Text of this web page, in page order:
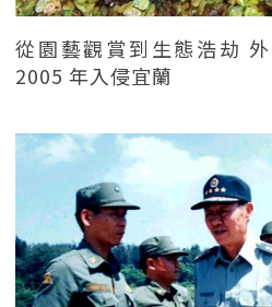
從園藝觀賞到生態浩劫
2005 年入侵宜蘭